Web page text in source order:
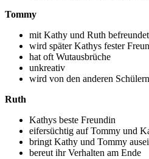
Tommy
mit Kathy und Ruth befreundet
wird später Kathys fester
hat oft Wutausbrüche
unkreativ
wird von den anderen
Ruth
Kathys beste Freundin
eifersüchtig auf Tommy und
bringt Kathy und Tommy
bereut ihr Verhalten am Ende